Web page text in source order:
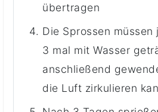
übertragen
Die Sprossen müssen
3 mal mit Wasser
anschließend
die Luft zirkulieren